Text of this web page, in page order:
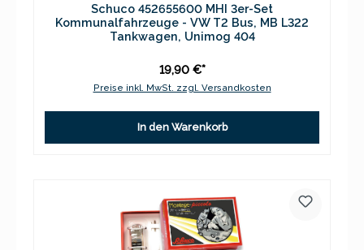
Schuco 452655600 MHI 3er-Set
Kommunalfahrzeuge - VW T2 Bus, MB L322
Tankwagen, Unimog 404
19,90 €*
Preise inkl. MwSt. zzgl. Versandkosten
In den Warenkorb